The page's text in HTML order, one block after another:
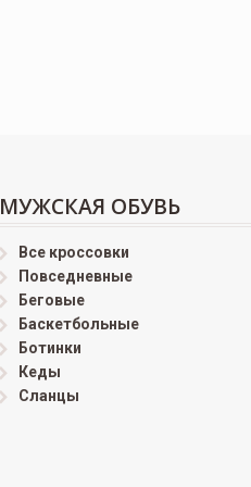
МУЖСКАЯ ОБУВЬ
Все кроссовки
Повседневные
Беговые
Баскетбольные
Ботинки
Кеды
Сланцы